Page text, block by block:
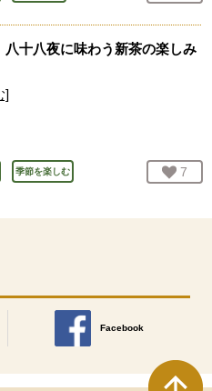
八十八夜に味わう新茶の楽しみ
]
季節を楽しむ お気
7
ます。
Facebook
別のウィンドウで開きます